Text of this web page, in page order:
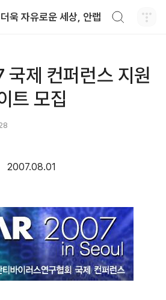
욱 자유로운 세상, 안랩
제 컨퍼런스 지원
트 모집
2007.08.01